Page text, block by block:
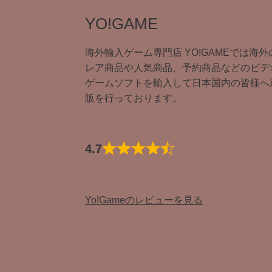
YO!GAME
海外輸入ゲーム専門店 YO!GAMEでは海外
レア商品や人気商品、予約商品などのビデ
ゲームソフトを輸入して日本国内の皆様へ
販を行っております。
4.7
Yo!Gameのレビューを見る